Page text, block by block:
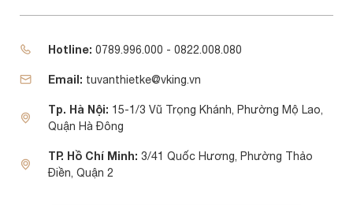
Hotline: 0789.996.000 - 0822.008.080
Email: tuvanthietke@vking.vn
Tp. Hà Nội: 15-1/3 Vũ Trọng Khánh, Phường Mộ Lao,
Quận Hà Đông
TP. Hồ Chí Minh: 3/41 Quốc Hương, Phường Thảo
Điền, Quận 2